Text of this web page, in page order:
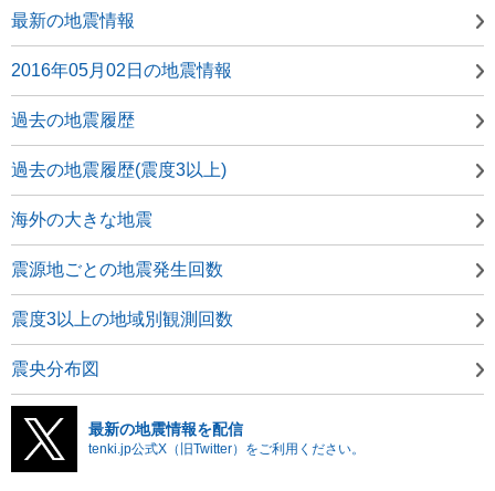
最新の地震情報
2016年05月02日の地震情報
過去の地震履歴
過去の地震履歴(震度3以上)
海外の大きな地震
震源地ごとの地震発生回数
震度3以上の地域別観測回数
震央分布図
最新の地震情報を配信
tenki.jp公式X（旧Twitter）をご利用ください。